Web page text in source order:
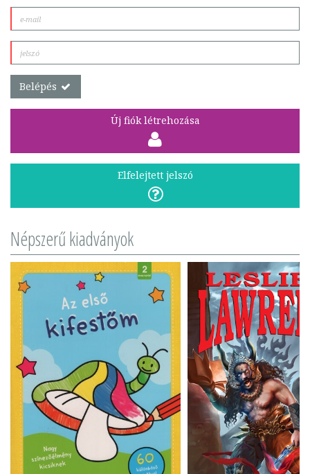
Belépés
Új fiók létrehozása
Elfelejtett jelszó
Népszerű kiadványok